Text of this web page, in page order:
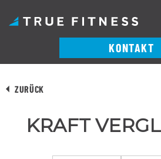
Inhalt
KONTAKT
ZURÜCK
KRAFT